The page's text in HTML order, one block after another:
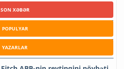
SON XƏBƏR
POPULYAR
YAZARLAR